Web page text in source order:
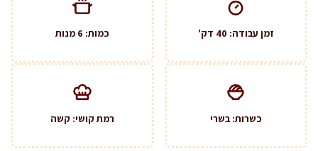
זמן עבודה: 40 דק' כמות: 6 מנות
כשרות: בשרי רמת קושי: קשה